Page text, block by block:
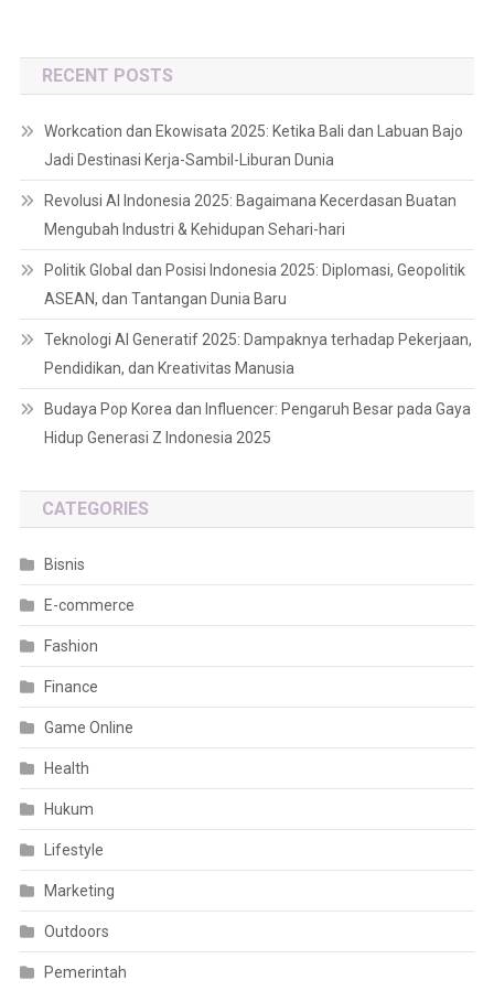
RECENT POSTS
Workcation dan Ekowisata 2025: Ketika Bali dan Labuan Bajo
Jadi Destinasi Kerja-Sambil-Liburan Dunia
Revolusi AI Indonesia 2025: Bagaimana Kecerdasan Buatan
Mengubah Industri & Kehidupan Sehari-hari
Politik Global dan Posisi Indonesia 2025: Diplomasi, Geopolitik
ASEAN, dan Tantangan Dunia Baru
Teknologi AI Generatif 2025: Dampaknya terhadap Pekerjaan,
Pendidikan, dan Kreativitas Manusia
Budaya Pop Korea dan Influencer: Pengaruh Besar pada Gaya
Hidup Generasi Z Indonesia 2025
CATEGORIES
Bisnis
E-commerce
Fashion
Finance
Game Online
Health
Hukum
Lifestyle
Marketing
Outdoors
Pemerintah